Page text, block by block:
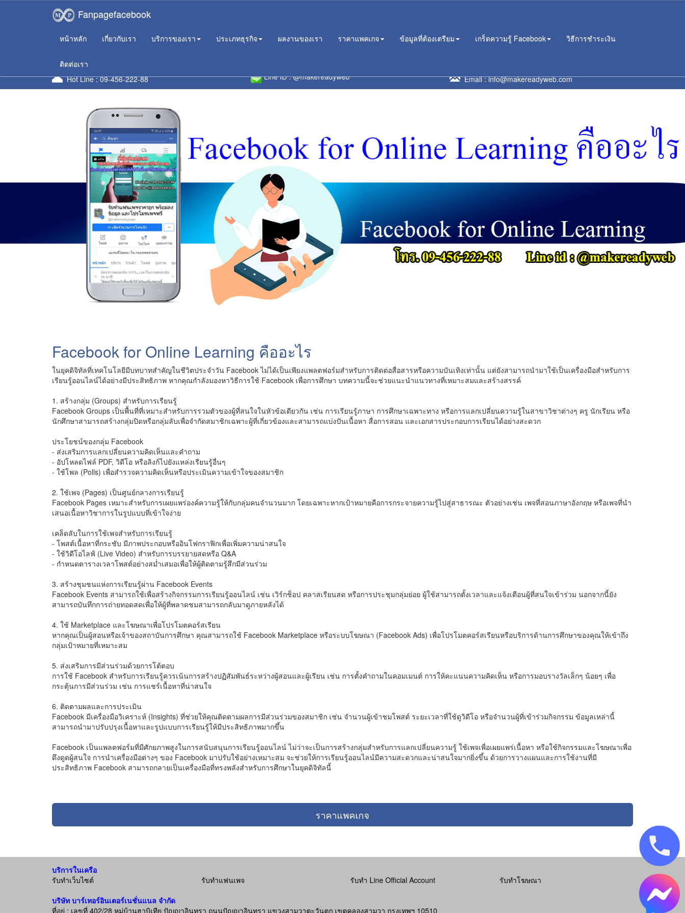
Fanpagefacebook
หน้าหลัก เกี่ยวกับเรา บริการของเรา ประเภทธุรกิจ ผลงานของเรา ราคาแพคเกจ ข้อมูลที่ต้องเตรียม เกร็ดความรู้ Facebook วิธีการชำระเงิน
ติดต่อเรา
Hot Line :09-456-222-88 Line ID :@makereadyweb Email :info@makereadyweb.com
Facebook for Online Learning คืออะไร
ในยุคดิจิทัลที่เทคโนโลยีมีบทบาทสำคัญในชีวิตประจำวัน Facebook ไม่ได้เป็นเพียงแพลตฟอร์มสำหรับการติดต่อสื่อสารหรือความบันเทิงเท่านั้น แต่ยังสามารถนำมาใช้เป็นเครื่องมือสำหรับการ
เรียนรู้ออนไลน์ได้อย่างมีประสิทธิภาพ หากคุณกำลังมองหาวิธีการใช้ Facebook เพื่อการศึกษา บทความนี้จะช่วยแนะนำแนวทางที่เหมาะสมและสร้างสรรค์
1. สร้างกลุ่ม (Groups) สำหรับการเรียนรู้
Facebook Groups เป็นพื้นที่ที่เหมาะสำหรับการรวมตัวของผู้ที่สนใจในหัวข้อเดียวกัน เช่น การเรียนรู้ภาษา การศึกษาเฉพาะทาง หรือการแลกเปลี่ยนความรู้ในสาขาวิชาต่างๆ ครู นักเรียน หรือ
นักศึกษาสามารถสร้างกลุ่มปิดหรือกลุ่มลับเพื่อจำกัดสมาชิกเฉพาะผู้ที่เกี่ยวข้องและสามารถแบ่งปันเนื้อหา สื่อการสอน และเอกสารประกอบการเรียนได้อย่างสะดวก
ประโยชน์ของกลุ่ม Facebook
- ส่งเสริมการแลกเปลี่ยนความคิดเห็นและคำถาม
- อัปโหลดไฟล์ PDF, วิดีโอ หรือลิงก์ไปยังแหล่งเรียนรู้อื่นๆ
- ใช้โพล (Polls) เพื่อสำรวจความคิดเห็นหรือประเมินความเข้าใจของสมาชิก
2. ใช้เพจ (Pages) เป็นศูนย์กลางการเรียนรู้
Facebook Pages เหมาะสำหรับการเผยแพร่องค์ความรู้ให้กับกลุ่มคนจำนวนมาก โดยเฉพาะหากเป้าหมายคือการกระจายความรู้ไปสู่สาธารณะ ตัวอย่างเช่น เพจที่สอนภาษาอังกฤษ หรือเพจที่นำ
เสนอเนื้อหาวิชาการในรูปแบบที่เข้าใจง่าย
เคล็ดลับในการใช้เพจสำหรับการเรียนรู้
- โพสต์เนื้อหาที่กระชับ มีภาพประกอบหรืออินโฟกราฟิกเพื่อเพิ่มความน่าสนใจ
- ใช้วิดีโอไลฟ์ (Live Video) สำหรับการบรรยายสดหรือ Q&A
- กำหนดตารางเวลาโพสต์อย่างสม่ำเสมอเพื่อให้ผู้ติดตามรู้สึกมีส่วนร่วม
3. สร้างชุมชนแห่งการเรียนรู้ผ่าน Facebook Events
Facebook Events สามารถใช้เพื่อสร้างกิจกรรมการเรียนรู้ออนไลน์ เช่น เวิร์กช็อป คลาสเรียนสด หรือการประชุมกลุ่มย่อย ผู้ใช้สามารถตั้งเวลาและแจ้งเตือนผู้ที่สนใจเข้าร่วม นอกจากนี้ยัง
สามารถบันทึกการถ่ายทอดสดเพื่อให้ผู้ที่พลาดชมสามารถกลับมาดูภายหลังได้
4. ใช้ Marketplace และโฆษณาเพื่อโปรโมตคอร์สเรียน
หากคุณเป็นผู้สอนหรือเจ้าของสถาบันการศึกษา คุณสามารถใช้ Facebook Marketplace หรือระบบโฆษณา (Facebook Ads) เพื่อโปรโมตคอร์สเรียนหรือบริการด้านการศึกษาของคุณให้เข้าถึง
กลุ่มเป้าหมายที่เหมาะสม
5. ส่งเสริมการมีส่วนร่วมด้วยการโต้ตอบ
การใช้ Facebook สำหรับการเรียนรู้ควรเน้นการสร้างปฏิสัมพันธ์ระหว่างผู้สอนและผู้เรียน เช่น การตั้งคำถามในคอมเมนต์ การให้คะแนนความคิดเห็น หรือการมอบรางวัลเล็กๆ น้อยๆ เพื่อ
กระตุ้นการมีส่วนร่วม เช่น การแชร์เนื้อหาที่น่าสนใจ
6. ติดตามผลและการประเมิน
Facebook มีเครื่องมือวิเคราะห์ (Insights) ที่ช่วยให้คุณติดตามผลการมีส่วนร่วมของสมาชิก เช่น จำนวนผู้เข้าชมโพสต์ ระยะเวลาที่ใช้ดูวิดีโอ หรือจำนวนผู้ที่เข้าร่วมกิจกรรม ข้อมูลเหล่านี้
สามารถนำมาปรับปรุงเนื้อหาและรูปแบบการเรียนรู้ให้มีประสิทธิภาพมากขึ้น
Facebook เป็นแพลตฟอร์มที่มีศักยภาพสูงในการสนับสนุนการเรียนรู้ออนไลน์ ไม่ว่าจะเป็นการสร้างกลุ่มสำหรับการแลกเปลี่ยนความรู้ ใช้เพจเพื่อเผยแพร่เนื้อหา หรือใช้กิจกรรมและโฆษณาเพื่อ
ดึงดูดผู้สนใจ การนำเครื่องมือต่างๆ ของ Facebook มาปรับใช้อย่างเหมาะสม จะช่วยให้การเรียนรู้ออนไลน์มีความสะดวกและน่าสนใจมากยิ่งขึ้น ด้วยการวางแผนและการใช้งานที่มี
ประสิทธิภาพ Facebook สามารถกลายเป็นเครื่องมือที่ทรงพลังสำหรับการศึกษาในยุคดิจิทัลนี้
ราคาแพคเกจ
บริการในเครือ
รับทำเว็บไซต์
รับทำแฟนเพจ รับทำ Line Official Account
รับทำโฆษณา
บริษัท บาร์เทอร์อินเตอร์เนชั่นแนล จำกัด
ที่อยู่ : เลขที่ 402/28 หมู่บ้านฮาบิเทีย ปัญญาอินทรา ถนนปัญญาอินทรา แขวงสามวาตะวันตก เขตคลองสามวา กรุงเทพฯ 10510